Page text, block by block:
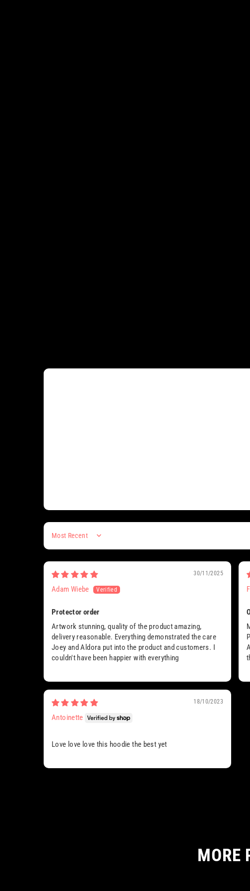
Sort by
30/11/2025
Adam Wiebe
Protector order
Artwork stunning, quality of the product amazing,
delivery reasonable. Everything demonstrated the care
Joey and Aldora put into the product and customers. I
couldn't have been happier with everything
18/10/2023
Antoinette
Love love love this hoodie the best yet
MORE